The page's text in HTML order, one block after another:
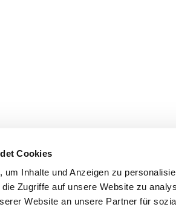
Cookies
um Inhalte und Anzeigen zu
Zugriffe auf unsere Website zu
Website an unsere Partner für